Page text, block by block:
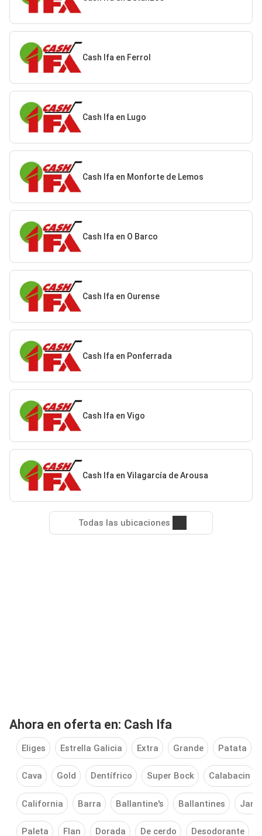
Cash Ifa en Ferrol
Cash Ifa en Lugo
Cash Ifa en Monforte de Lemos
Cash Ifa en O Barco
Cash Ifa en Ourense
Cash Ifa en Ponferrada
Cash Ifa en Vigo
Cash Ifa en Vilagarcía de Arousa
Todas las ubicaciones
Ahora en oferta en: Cash Ifa
Eliges Estrella Galicia Extra Grande Patata
Cava Gold Dentífrico Super Bock Calabacin
California Barra Ballantine's Ballantines
Paleta Flan Dorada De cerdo Desodorante